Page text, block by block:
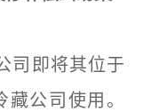
即将其位于
公司使用。